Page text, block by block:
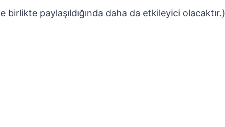
birlikte paylaşıldığında daha da etkileyici olacaktır.)